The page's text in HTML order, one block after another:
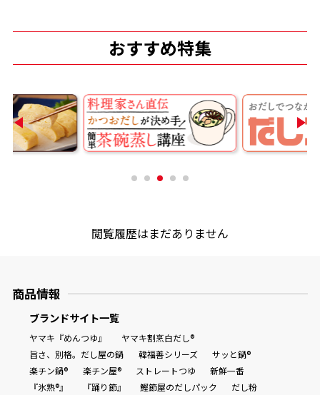
だしパック
おすすめ特集
閲覧履歴はまだありません
商品情報
ブランドサイト一覧
ヤマキ『めんつゆ』
ヤマキ割烹白だし®
旨さ、別格。だし屋の鍋
韓福善シリーズ
サッと鍋®
楽チン鍋®
楽チン屋® ストレートつゆ
新鮮一番
『氷熟®』
『踊り節』 鰹節屋のだしパック だし粉